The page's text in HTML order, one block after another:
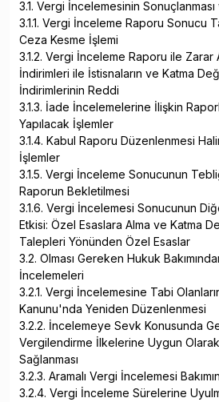
3.1. Vergi İncelemesinin
3.1.1. Vergi İnceleme Raporu Sonucu
Ceza Kesme İşlemi
3.1.2. Vergi İnceleme Raporu ile Zarar
İndirimleri ile İstisnaların ve Katma
İndirimlerinin Reddi
3.1.3. İade İncelemelerine İlişkin
Yapılacak İşlemler
3.1.4. Kabul Raporu Düzenlenmesi
İşlemler
3.1.5. Vergi İnceleme Sonucunun
Raporun Bekletilmesi
3.1.6. Vergi İncelemesi Sonucunun
Etkisi: Özel Esaslara Alma ve Katma
Talepleri Yönünden Özel Esaslar
3.2. Olması Gereken Hukuk
İncelemeleri
3.2.1. Vergi İncelemesine Tabi
Kanunu'nda Yeniden Düzenlenmesi
3.2.2. İncelemeye Sevk Konusunda
Vergilendirme İlkelerine Uygun Olarak
Sağlanması
3.2.3. Aramalı Vergi İncelemesi
3.2.4. Vergi İnceleme Sürelerine